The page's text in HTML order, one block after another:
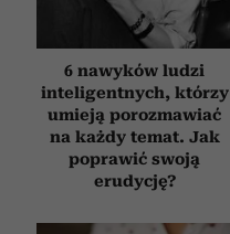
6 nawyków ludzi
inteligentnych, którzy
umieją porozmawiać
na każdy temat. Jak
poprawić swoją
erudycję?